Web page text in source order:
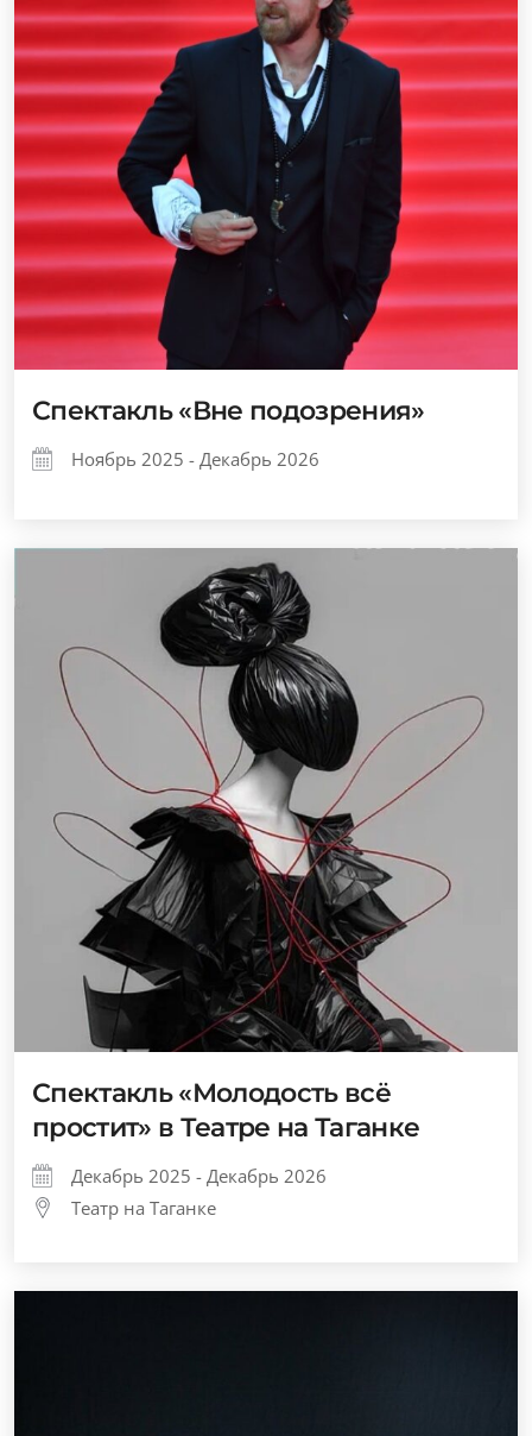
Спектакль «Вне подозрения»
Ноябрь 2025 - Декабрь 2026
Спектакль «Молодость всё
простит» в Театре на Таганке
Декабрь 2025 - Декабрь 2026
Театр на Таганке